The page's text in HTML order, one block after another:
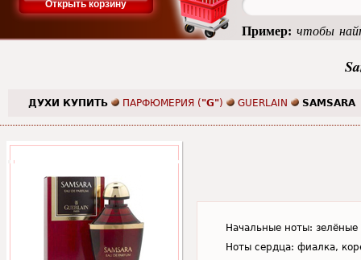
ДУХИ КУПИТЬ ПАРФЮМЕРИЯ ( "G") GUERLAIN SAMSARA
Начальные ноты:
Ноты сердца: фиалка,
Открыть корзину
Пример: чтобы